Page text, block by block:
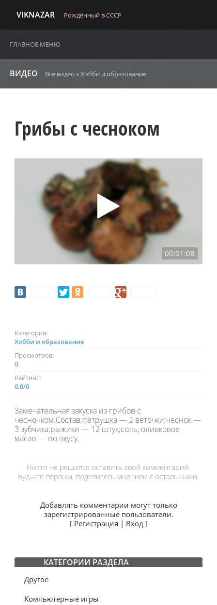
VIKNAZAR Рождённый в СССР
ГЛАВНОЕ МЕНЮ
ВИДЕО Все видео »Хобби и образование
Грибы с чесноком
00:01:08
Категория:
Хобби и образование
Просмотров:
0
Рейтинг:
0.0/0
Замечательная закуска из грибов с
чесночком.Состав:петрушка — 2 веточки;чеснок —
3 зубчика;рыжики — 12 штук;соль, оливковое
масло — по вкусу.
Никто не решился оставить свой комментарий.
Будь-те первым, поделитесь мнением с остальными.
Добавлять комментарии могут только
зарегистрированные пользователи.
[ Регистрация | Вход]
КАТЕГОРИИ РАЗДЕЛА
Другое
Компьютерные игры